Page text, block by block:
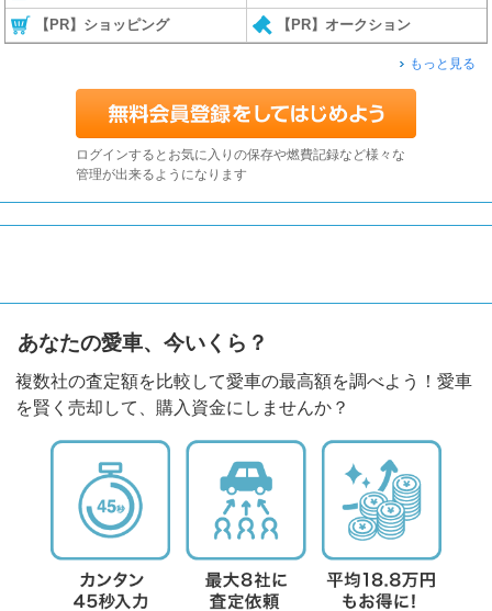
【PR】ショッピング 【PR】オークション
もっと見る
ログインするとお気に入りの保存や燃費記録など様々な
管理が出来るようになります
あなたの愛車、今いくら？
複数社の査定額を比較して愛車の最高額を調べよう！愛車
を賢く売却して、購入資金にしませんか？